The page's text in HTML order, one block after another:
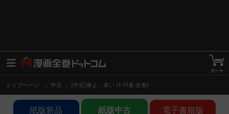
トップページ 中古 [中古]春よ、来い (1-11巻 全巻)
紙版新品 紙版中古 電子書籍版